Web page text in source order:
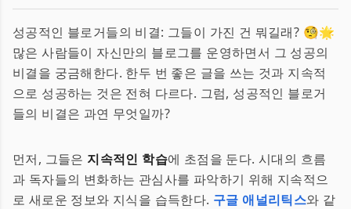
성공적인 블로거들의 비결: 그들이 가진 건 뭐길래? 🧐🌟
많은 사람들이 자신만의 블로그를 운영하면서 그 성공의
비결을 궁금해한다. 한두 번 좋은 글을 쓰는 것과 지속적
으로 성공하는 것은 전혀 다르다. 그럼, 성공적인 블로거
들의 비결은 과연 무엇일까?
먼저, 그들은 지속적인 학습에 초점을 둔다. 시대의 흐름
과 독자들의 변화하는 관심사를 파악하기 위해 지속적으
로 새로운 정보와 지식을 습득한다. 구글 애널리틱스와 같